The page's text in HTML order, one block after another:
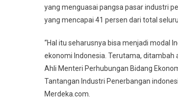
yang menguasai pangsa pasar industri
yang mencapai 41 persen dari total
“Hal itu seharusnya bisa menjadi modal
ekonomi Indonesia. Terutama, ditambah
Ahli Menteri Perhubungan Bidang
Tantangan Industri Penerbangan
Merdeka.com.